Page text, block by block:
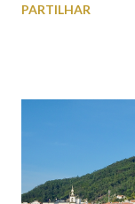
subterrâneos)
subterrâneos. O
2ª a 5ª feira a partir
PARTILHAR